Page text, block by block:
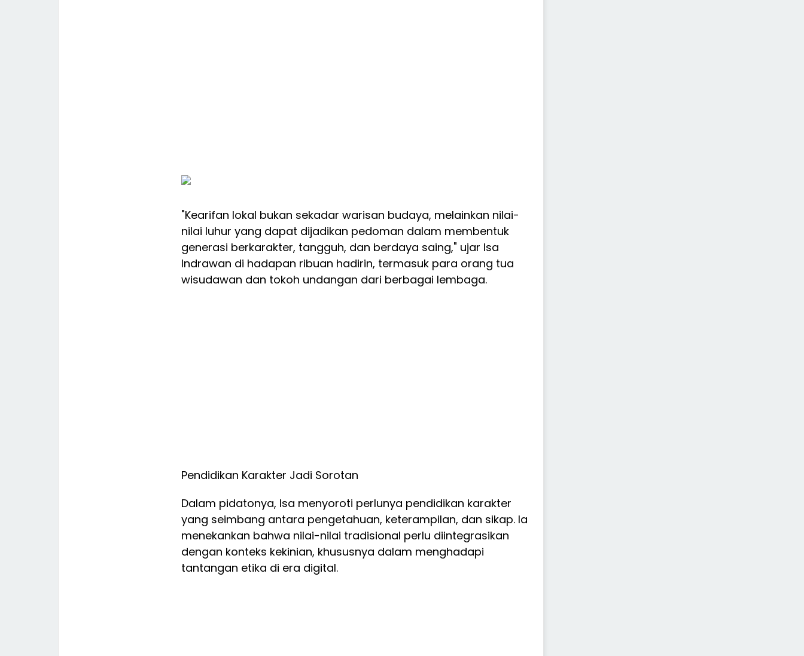
"Kearifan lokal bukan sekadar warisan budaya, melainkan nilai-
nilai luhur yang dapat dijadikan pedoman dalam membentuk
generasi berkarakter, tangguh, dan berdaya saing," ujar Isa
Indrawan di hadapan ribuan hadirin, termasuk para orang tua
wisudawan dan tokoh undangan dari berbagai lembaga.
Pendidikan Karakter Jadi Sorotan
Dalam pidatonya, Isa menyoroti perlunya pendidikan karakter
yang seimbang antara pengetahuan, keterampilan, dan sikap. Ia
menekankan bahwa nilai-nilai tradisional perlu diintegrasikan
dengan konteks kekinian, khususnya dalam menghadapi
tantangan etika di era digital.